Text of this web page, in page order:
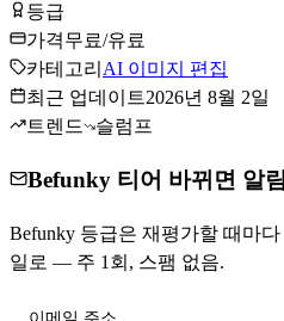
등급
가격무료/유료
카테고리 AI 이미지 편집
최근 업데이트2026년 8월 2일
트렌드
슬럼프
Befunky 티어 바뀌면 알림
Befunky 등급은 재평가할 때마
일로 — 주 1회, 스팸 없음.